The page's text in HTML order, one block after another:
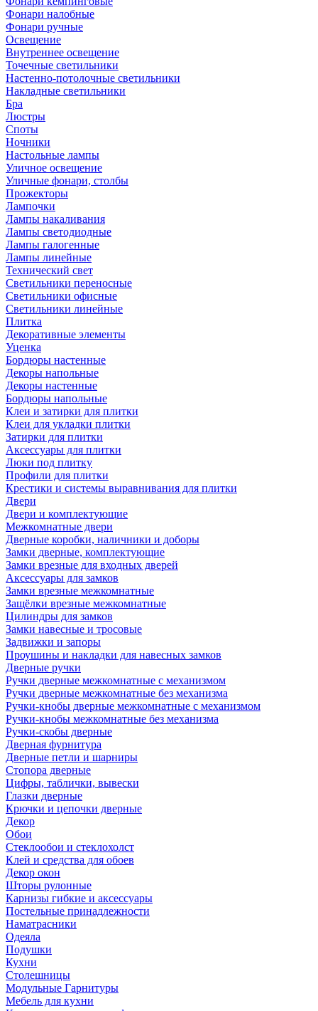
Фонари налобные
Фонари ручные
Освещение
Внутреннее освещение
Точечные светильники
Настенно-потолочные светильники
Накладные светильники
Бра
Люстры
Споты
Ночники
Настольные лампы
Уличное освещение
Уличные фонари, столбы
Прожекторы
Лампочки
Лампы накаливания
Лампы светодиодные
Лампы галогенные
Лампы линейные
Технический свет
Светильники переносные
Светильники офисные
Светильники линейные
Плитка
Декоративные элементы
Уценка
Бордюры настенные
Декоры напольные
Декоры настенные
Бордюры напольные
Клеи и затирки для плитки
Клеи для укладки плитки
Затирки для плитки
Аксессуары для плитки
Люки под плитку
Профили для плитки
Крестики и системы выравнивания для плитки
Двери
Двери и комплектующие
Межкомнатные двери
Дверные коробки, наличники и доборы
Замки дверные, комплектующие
Замки врезные для входных дверей
Аксессуары для замков
Замки врезные межкомнатные
Защёлки врезные межкомнатные
Цилиндры для замков
Замки навесные и тросовые
Задвижки и запоры
Проушины и накладки для навесных замков
Дверные ручки
Ручки дверные межкомнатные с механизмом
Ручки дверные межкомнатные без механизма
Ручки-кнобы дверные межкомнатные с механизмом
Ручки-кнобы межкомнатные без механизма
Ручки-скобы дверные
Дверная фурнитура
Дверные петли и шарниры
Стопора дверные
Цифры, таблички, вывески
Глазки дверные
Крючки и цепочки дверные
Декор
Обои
Стеклообои и стеклохолст
Клей и средства для обоев
Декор окон
Шторы рулонные
Карнизы гибкие и аксессуары
Постельные принадлежности
Наматрасники
Одеяла
Подушки
Кухни
Столешницы
Модульные Гарнитуры
Мебель для кухни